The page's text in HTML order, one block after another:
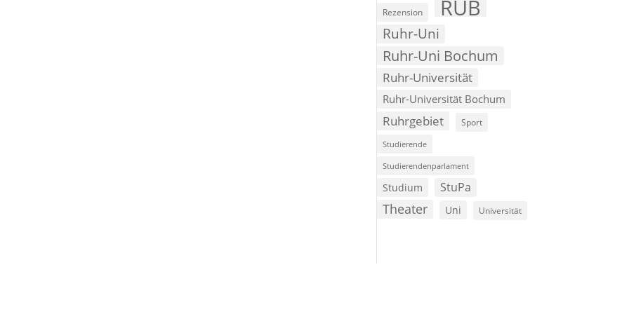
Rezension RUB
Ruhr-Uni
Ruhr-Uni Bochum
Ruhr-Universität
Ruhr-Universität Bochum
Ruhrgebiet Sport
Studierende
Studierendenparlament
Studium StuPa
Theater Uni Universität